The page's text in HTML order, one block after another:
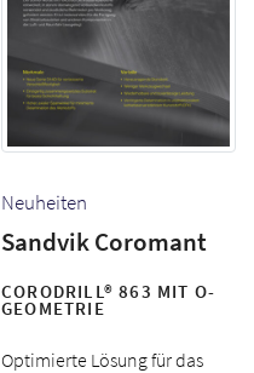
Neuheiten
Sandvik Coromant
CORODRILL® 863 MIT O-
GEOMETRIE
Optimierte Lösung für das